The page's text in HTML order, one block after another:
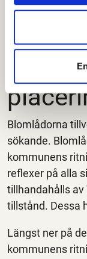
längs gatan.
Blomlådorna
sökande.
kommunens
reflexer på alla
tillhandahålls
tillstånd. Dessa
Längst ner på
kommunens